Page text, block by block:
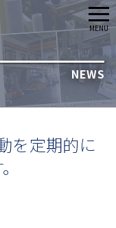
NEWS
を定期的に
メ
ニ
ュ
ー
MENU